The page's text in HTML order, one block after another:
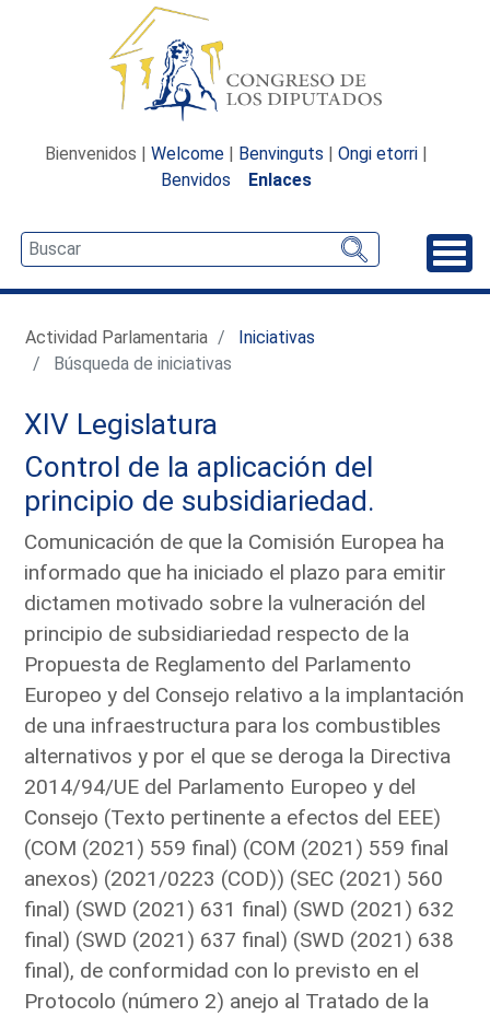
Bienvenidos | Welcome | Benvinguts | Ongi etorri |
Benvidos
Enlaces
Actividad Parlamentaria
Iniciativas
Búsqueda de iniciativas
XIV Legislatura
Control de la aplicación del
principio de subsidiariedad.
Comunicación de que la Comisión Europea ha
informado que ha iniciado el plazo para emitir
dictamen motivado sobre la vulneración del
principio de subsidiariedad respecto de la
Propuesta de Reglamento del Parlamento
Europeo y del Consejo relativo a la implantación
de una infraestructura para los combustibles
alternativos y por el que se deroga la Directiva
2014/94/UE del Parlamento Europeo y del
Consejo (Texto pertinente a efectos del EEE)
(COM (2021) 559 final) (COM (2021) 559 final
anexos) (2021/0223 (COD)) (SEC (2021) 560
final) (SWD (2021) 631 final) (SWD (2021) 632
final) (SWD (2021) 637 final) (SWD (2021) 638
final), de conformidad con lo previsto en el
Protocolo (número 2) anejo al Tratado de la